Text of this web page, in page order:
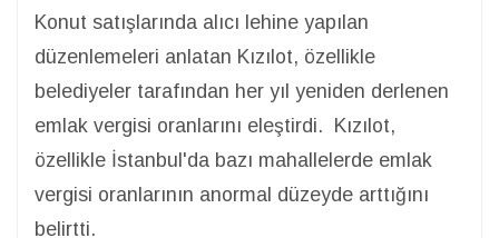
Konut satışlarında alıcı lehine yapılan
düzenlemeleri anlatan Kızılot, özellikle
belediyeler tarafından her yıl yeniden derlenen
emlak vergisi oranlarını eleştirdi. Kızılot,
özellikle İstanbul'da bazı mahallelerde emlak
vergisi oranlarının anormal düzeyde arttığını
belirtti.